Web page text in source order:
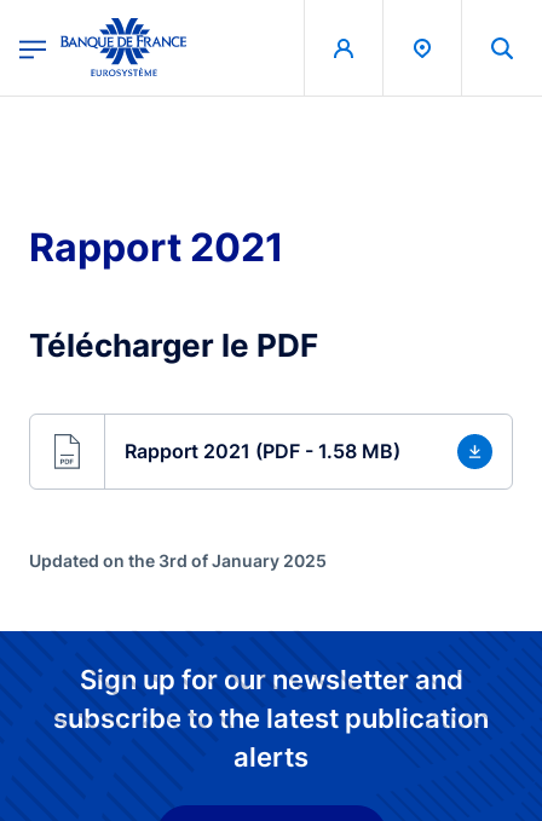
Banque de France - Menu Principal
Rapport 2021
Télécharger le PDF
Rapport 2021 (PDF - 1.58 MB)
Updated on the 3rd of January 2025
Sign up for our newsletter and
subscribe to the latest publication
alerts